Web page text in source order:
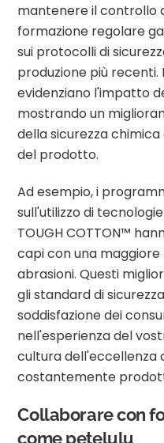
mantenere il controllo
formazione regolare
sui protocolli di
produzione più recenti.
evidenziano l'impatto
mostrando un
della sicurezza
del prodotto.
Ad esempio, i
sull'utilizzo di tecnologie
TOUGH COTTON™
capi con una
abrasioni. Questi
gli standard di
soddisfazione dei
nell'esperienza del
cultura dell'eccellenza
costantemente
Collaborare con
come petelulu